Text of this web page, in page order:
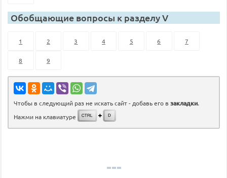
Обобщающие вопросы к разделу V
1 2 3 4 5 6 7
8 9
Чтобы в следующий раз не искать сайт - добавь его в закладки.
Нажми на клавиатуре